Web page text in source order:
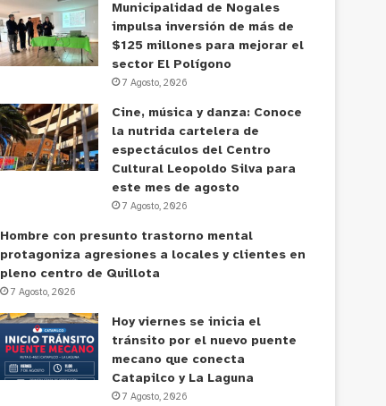
Municipalidad de Nogales
impulsa inversión de más de
$125 millones para mejorar el
sector El Polígono
7 Agosto, 2026
Cine, música y danza: Conoce
la nutrida cartelera de
espectáculos del Centro
Cultural Leopoldo Silva para
este mes de agosto
7 Agosto, 2026
Hombre con presunto trastorno mental
protagoniza agresiones a locales y clientes en
pleno centro de Quillota
7 Agosto, 2026
Hoy viernes se inicia el
tránsito por el nuevo puente
mecano que conecta
Catapilco y La Laguna
7 Agosto, 2026